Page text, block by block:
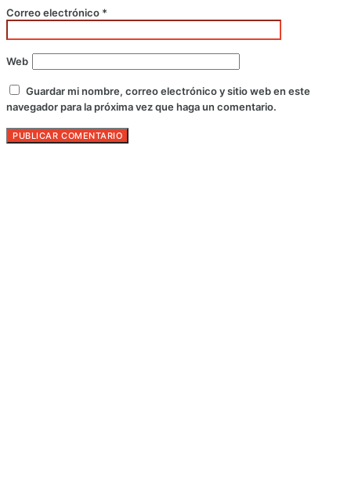
Correo electrónico *
Web
Guardar mi nombre, correo electrónico y sitio web en este
navegador para la próxima vez que haga un comentario.